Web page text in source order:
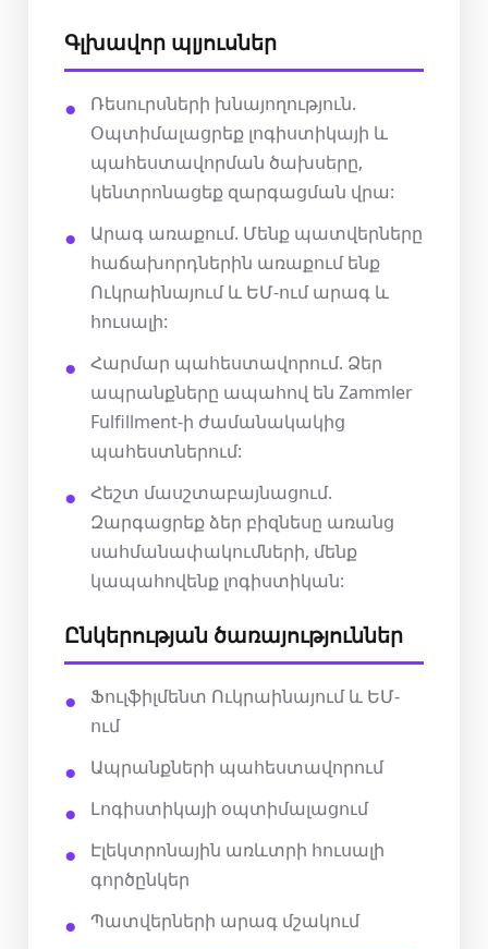
Գլխավոր պլյուսներ
Ռեսուրսների խնայողություն.
Օպտիմալացրեք լոգիստիկայի և
պահեստավորման ծախսերը,
կենտրոնացեք զարգացման վրա:
Արագ առաքում. Մենք պատվերները
հաճախորդներին առաքում ենք
Ուկրաինայում և ԵՄ-ում արագ և
հուսալի:
Հարմար պահեստավորում. Ձեր
ապրանքները ապահով են Zammler
Fulfillment-ի ժամանակակից
պահեստներում:
Հեշտ մասշտաբայնացում.
Զարգացրեք ձեր բիզնեսը առանց
սահմանափակումների, մենք
կապահովենք լոգիստիկան:
Ընկերության ծառայություններ
Ֆուլֆիլմենտ Ուկրաինայում և ԵՄ-
ում
Ապրանքների պահեստավորում
Լոգիստիկայի օպտիմալացում
Էլեկտրոնային առևտրի հուսալի
գործընկեր
Պատվերների արագ մշակում